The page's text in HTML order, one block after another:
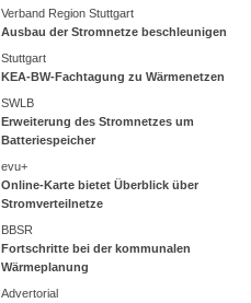
Verband Region Stuttgart
Ausbau der Stromnetze beschleunigen
Stuttgart
KEA-BW-Fachtagung zu Wärmenetzen
SWLB
Erweiterung des Stromnetzes um
Batteriespeicher
evu+
Online-Karte bietet Überblick über
Stromverteilnetze
BBSR
Fortschritte bei der kommunalen
Wärmeplanung
Advertorial